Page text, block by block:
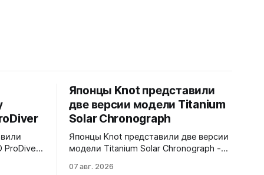
ProDiver.
Японцы Knot представили
две версии модели Titanium
Solar Chronograph
Японцы Knot представили две версии
модели Titanium Solar Chronograph -
версии выполнены в фирменном
07 авг. 2026